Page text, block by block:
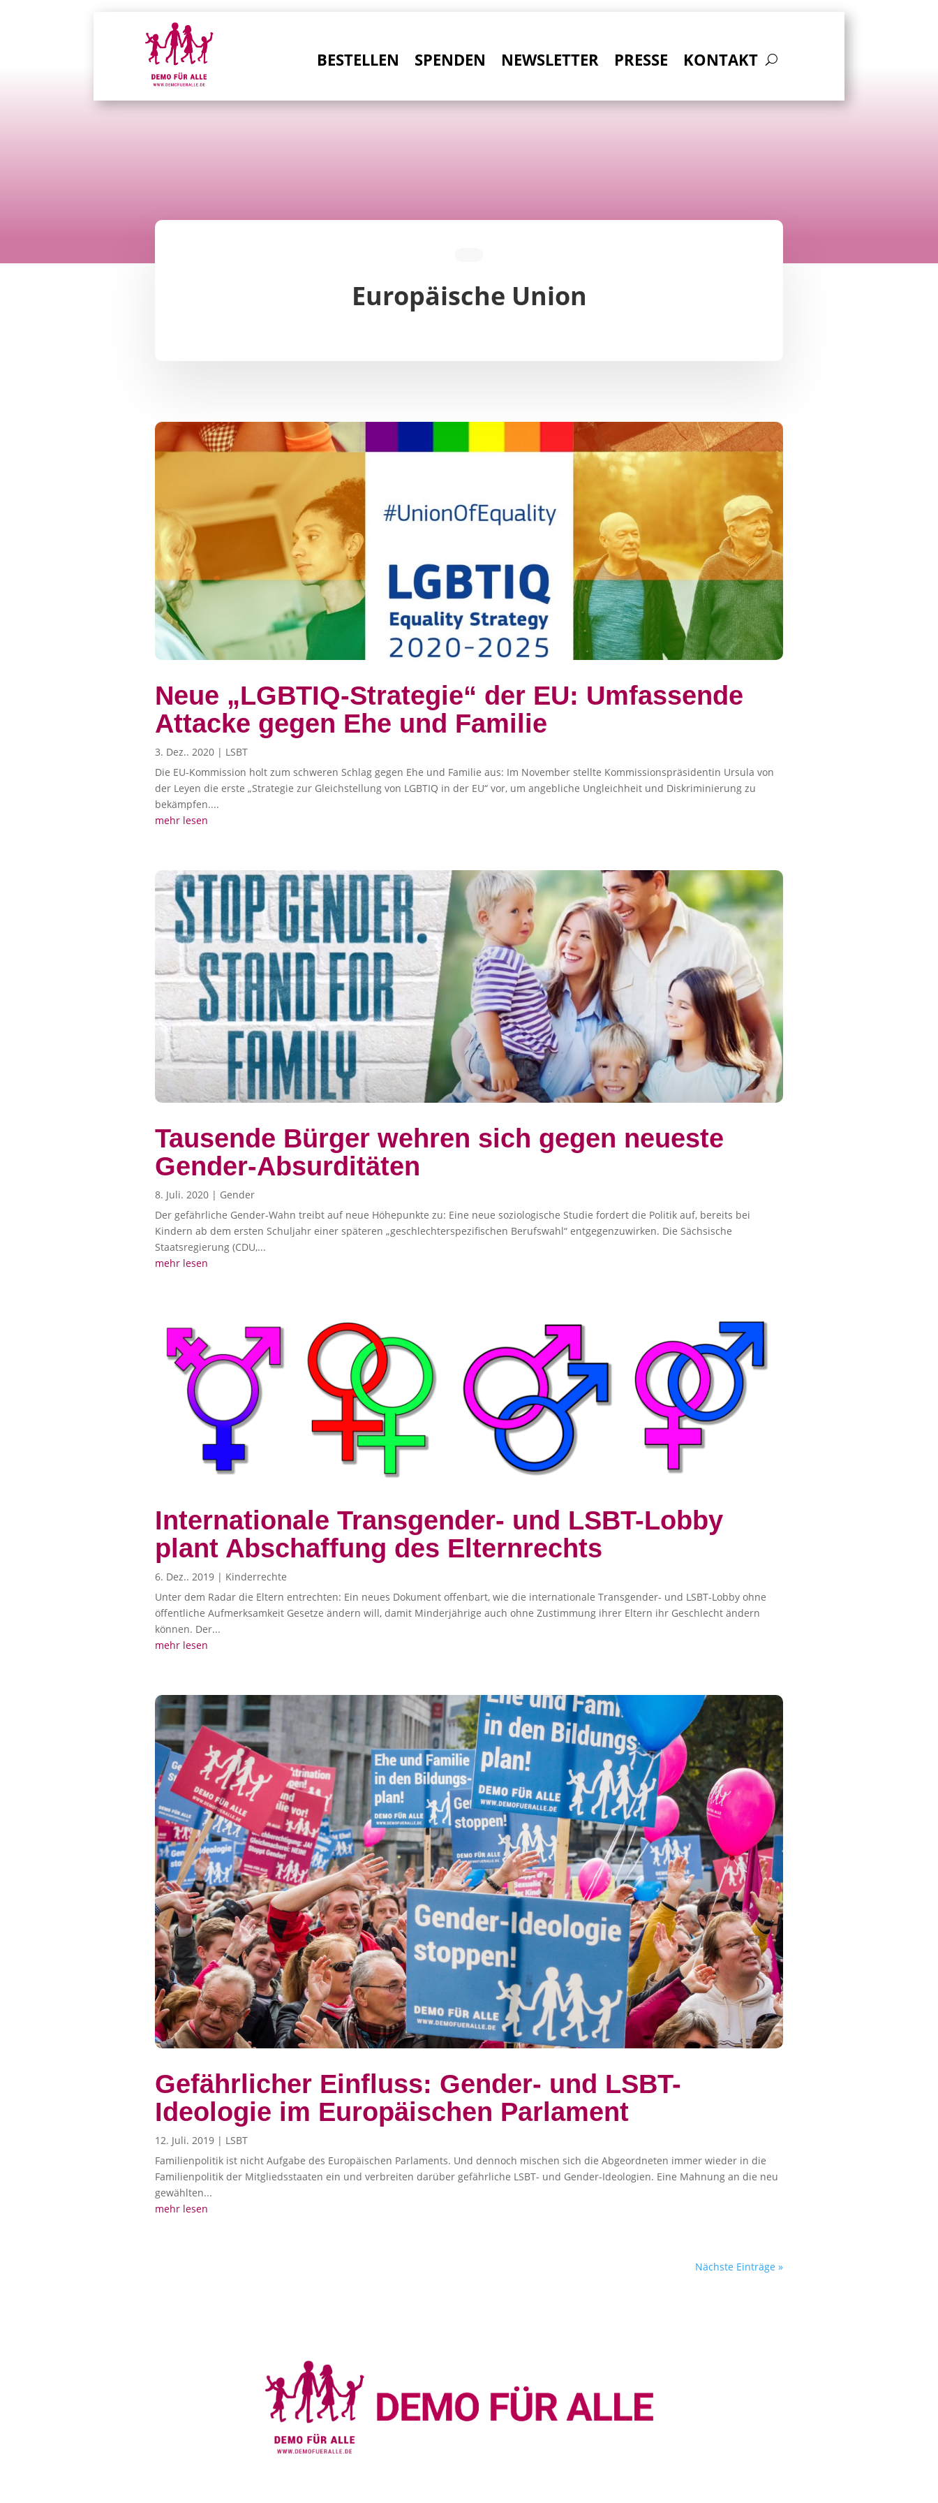
BESTELLEN SPENDEN NEWSLETTER PRESSE KONTAKT
Europäische Union
Neue „LGBTIQ-Strategie“ der EU: Umfassende
Attacke gegen Ehe und Familie
3. Dez.. 2020 | LSBT
Die EU-Kommission holt zum schweren Schlag gegen Ehe und Familie aus: Im November stellte Kommissionspräsidentin Ursula von
der Leyen die erste „Strategie zur Gleichstellung von LGBTIQ in der EU“ vor, um angebliche Ungleichheit und Diskriminierung zu
bekämpfen....
mehr lesen
Tausende Bürger wehren sich gegen neueste
Gender-Absurditäten
8. Juli. 2020 | Gender
Der gefährliche Gender-Wahn treibt auf neue Höhepunkte zu: Eine neue soziologische Studie fordert die Politik auf, bereits bei
Kindern ab dem ersten Schuljahr einer späteren „geschlechterspezifischen Berufswahl“ entgegenzuwirken. Die Sächsische
Staatsregierung (CDU,...
mehr lesen
Internationale Transgender- und LSBT-Lobby
plant Abschaffung des Elternrechts
6. Dez.. 2019 | Kinderrechte
Unter dem Radar die Eltern entrechten: Ein neues Dokument offenbart, wie die internationale Transgender- und LSBT-Lobby ohne
öffentliche Aufmerksamkeit Gesetze ändern will, damit Minderjährige auch ohne Zustimmung ihrer Eltern ihr Geschlecht ändern
können. Der...
mehr lesen
Gefährlicher Einfluss: Gender- und LSBT-
Ideologie im Europäischen Parlament
12. Juli. 2019 | LSBT
Familienpolitik ist nicht Aufgabe des Europäischen Parlaments. Und dennoch mischen sich die Abgeordneten immer wieder in die
Familienpolitik der Mitgliedsstaaten ein und verbreiten darüber gefährliche LSBT- und Gender-Ideologien. Eine Mahnung an die neu
gewählten...
mehr lesen
Nächste Einträge »